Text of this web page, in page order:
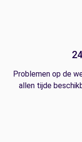
Problemen op de
allen tijde